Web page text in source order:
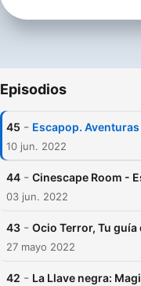
Episodios
45 - Escapop. Aventuras
10 jun. 2022
44 - Cinescape Room -
03 jun. 2022
43 - Ocio Terror, Tu
27 mayo 2022
42 - La Llave negra: